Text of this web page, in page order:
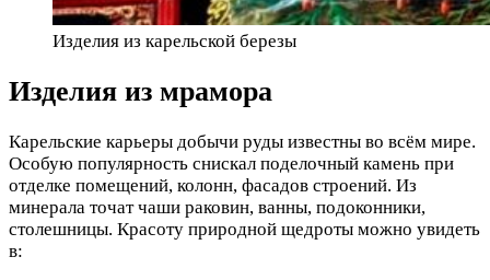
Изделия из карельской березы
Изделия из мрамора
Карельские карьеры добычи руды известны во всём мире.
Особую популярность снискал поделочный камень при
отделке помещений, колонн, фасадов строений. Из
минерала точат чаши раковин, ванны, подоконники,
столешницы. Красоту природной щедроты можно увидеть
в: